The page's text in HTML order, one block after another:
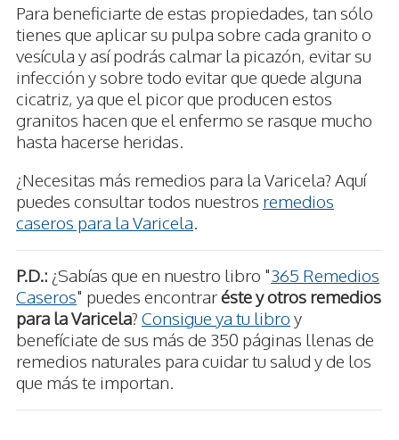
Para beneficiarte de estas propiedades, tan sólo
tienes que aplicar su pulpa sobre cada granito o
vesícula y así podrás calmar la picazón, evitar su
infección y sobre todo evitar que quede alguna
cicatriz, ya que el picor que producen estos
granitos hacen que el enfermo se rasque mucho
hasta hacerse heridas.
¿Necesitas más remedios para la Varicela? Aquí
puedes consultar todos nuestros remedios
caseros para la Varicela
P.D.: ¿Sabías que en nuestro libro "365 Remedios
Caseros" puedes encontraréste y otros remedios
para la Varicela? Consigue ya tu libro y
benefíciate de sus más de 350 páginas llenas de
remedios naturales para cuidar tu salud y de los
que más te importan.